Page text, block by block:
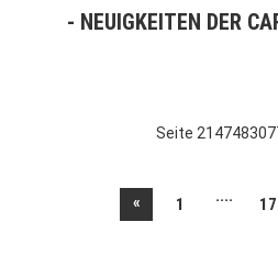
NEUIGKEITEN DER
Seite
« 1 .... 17